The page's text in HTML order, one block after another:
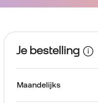
Je bestelling
Maandelijks